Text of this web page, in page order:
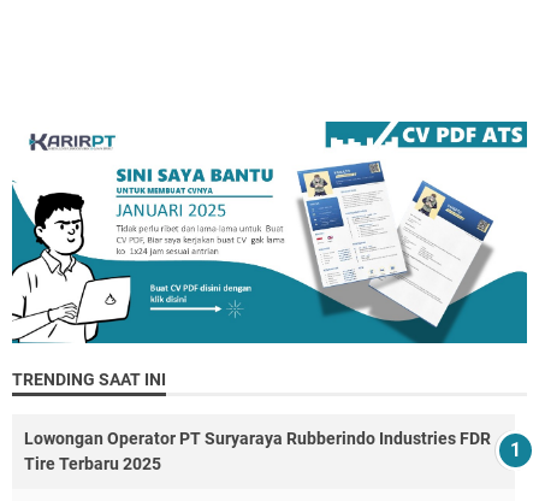
TRENDING SAAT INI
Lowongan Operator PT Suryaraya Rubberindo Industries FDR
Tire Terbaru 2025